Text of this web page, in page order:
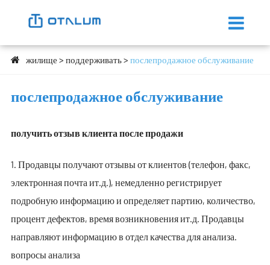
жилище поддерживать послепродажное обслуживание
послепродажное обслуживание
получить отзыв клиента после продажи
1. Продавцы получают отзывы от клиентов (телефон, факс,
электронная почта ит.д.), немедленно регистрирует
подробную информацию и определяет партию, количество,
процент дефектов, время возникновения ит.д. Продавцы
направляют информацию в отдел качества для анализа.
вопросы анализа